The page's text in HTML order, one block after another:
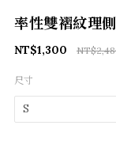
率性雙褶紋理
NT$1,300
尺寸